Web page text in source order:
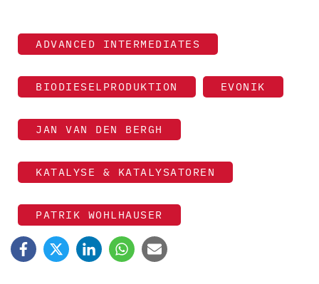
ADVANCED INTERMEDIATES
BIODIESELPRODUKTION EVONIK
JAN VAN DEN BERGH
KATALYSE & KATALYSATOREN
PATRIK WOHLHAUSER